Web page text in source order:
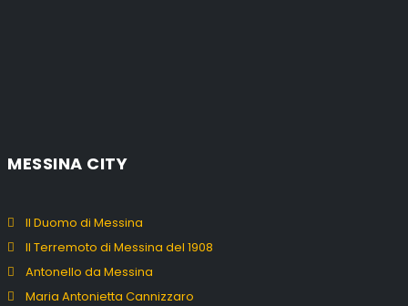
MESSINA CITY
Il Duomo di Messina
Il Terremoto di Messina del 1908
Antonello da Messina
Maria Antonietta Cannizzaro